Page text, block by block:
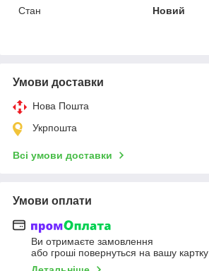
Стан
Новий
Умови доставки
Нова Пошта
Укрпошта
Всі умови доставки
Умови оплати
Ви отримаєте замовлення
або гроші повернуться на вашу картку